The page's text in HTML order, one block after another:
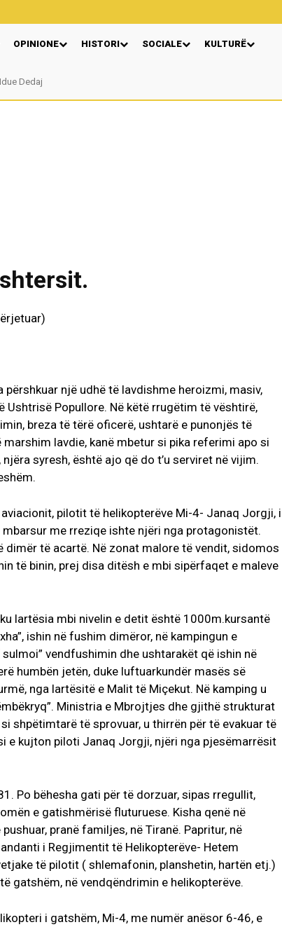
OPINIONE HISTORI SOCIALE KULTURË
Dedaj
një udhë të lavdishme heroizmi, masiv,
Ushtrisë Popullore. Në këtë rrugëtim të vështirë,
breza të tërë oficerë, ushtarë e punonjës të
lavdie, kanë mbetur si pika referimi apo si
syresh, është ajo që do t’u serviret në vijim.
pilotit të helikopterëve Mi-4- Janaq Jorgji, i
me rreziqe ishte njëri nga protagonistët.
të acartë. Në zonat malore të vendit, sidomos
të binin, prej disa ditësh e mbi sipërfaqet e maleve
lartësia mbi nivelin e detit është 1000m.kursantë
ishin në fushim dimëror, në kampingun e
vendfushimin dhe ushtarakët që ishin në
humbën jetën, duke luftuarkundër masës së
nga lartësitë e Malit të Miçekut. Në kamping u
Ministria e Mbrojtjes dhe gjithë strukturat
shpëtimtarë të sprovuar, u thirrën për të evakuar të
e kujton piloti Janaq Jorgji, njëri nga pjesëmarrësit
Po bëhesha gati për të dorzuar, sipas rregullit,
e gatishmërisë fluturuese. Kisha qenë në
pranë familjes, në Tiranë. Papritur, në
i Regjimentit të Helikopterëve- Hetem
të pilotit ( shlemafonin, planshetin, hartën etj.)
gatshëm, në vendqëndrimin e helikopterëve.
i gatshëm, Mi-4, me numër anësor 6-46, e